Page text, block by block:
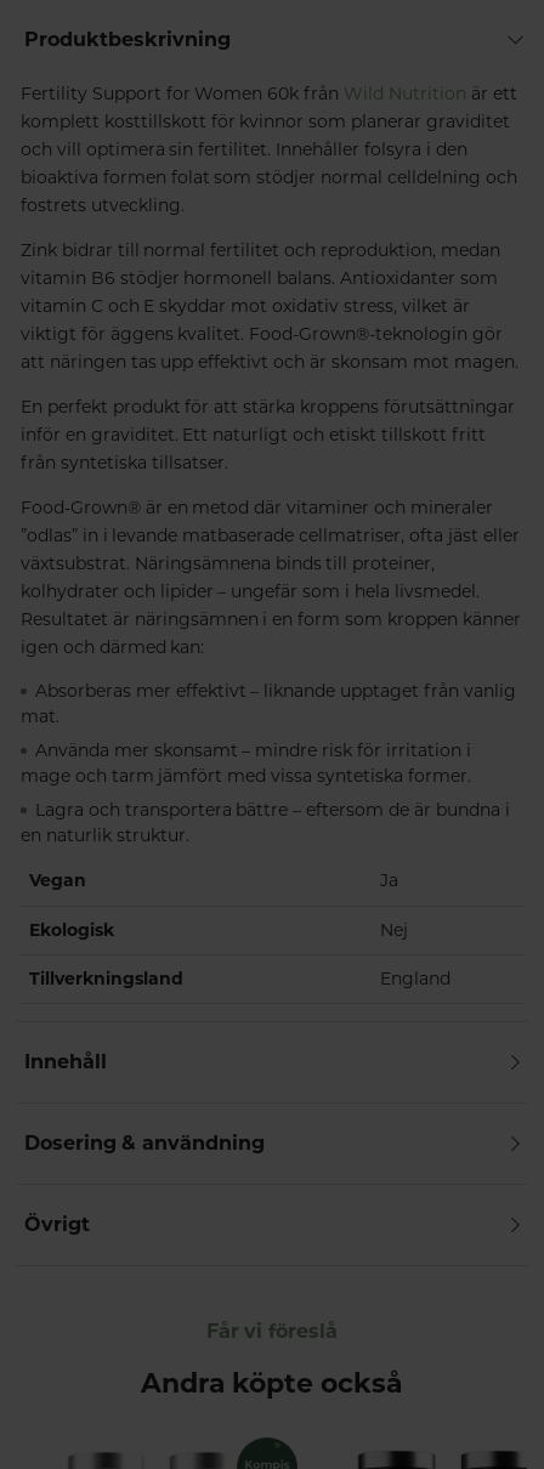
Produktbeskrivning
Fertility Support for Women 60k från Wild Nutrition är ett
komplett kosttillskott för kvinnor som planerar graviditet
och vill optimera sin fertilitet. Innehåller folsyra i den
bioaktiva formen folat som stödjer normal celldelning och
fostrets utveckling.
Zink bidrar till normal fertilitet och reproduktion, medan
vitamin B6 stödjer hormonell balans. Antioxidanter som
vitamin C och E skyddar mot oxidativ stress, vilket är
viktigt för äggens kvalitet. Food-Grown®-teknologin gör
att näringen tas upp effektivt och är skonsam mot magen.
En perfekt produkt för att stärka kroppens förutsättningar
inför en graviditet. Ett naturligt och etiskt tillskott fritt
från syntetiska tillsatser.
Food-Grown® är en metod där vitaminer och mineraler
”odlas” in i levande matbaserade cellmatriser, ofta jäst eller
växtsubstrat. Näringsämnena binds till proteiner,
kolhydrater och lipider – ungefär som i hela livsmedel.
Resultatet är näringsämnen i en form som kroppen känner
igen och därmed kan:
Absorberas mer effektivt – liknande upptaget från vanlig
mat.
Använda mer skonsamt – mindre risk för irritation i
mage och tarm jämfört med vissa syntetiska former.
Lagra och transportera bättre – eftersom de är bundna i
en naturlik struktur.
Vegan Ja
Ekologisk Nej
Tillverkningsland England
Innehåll
Dosering & användning
Övrigt
Får vi föreslå
Andra köpte också